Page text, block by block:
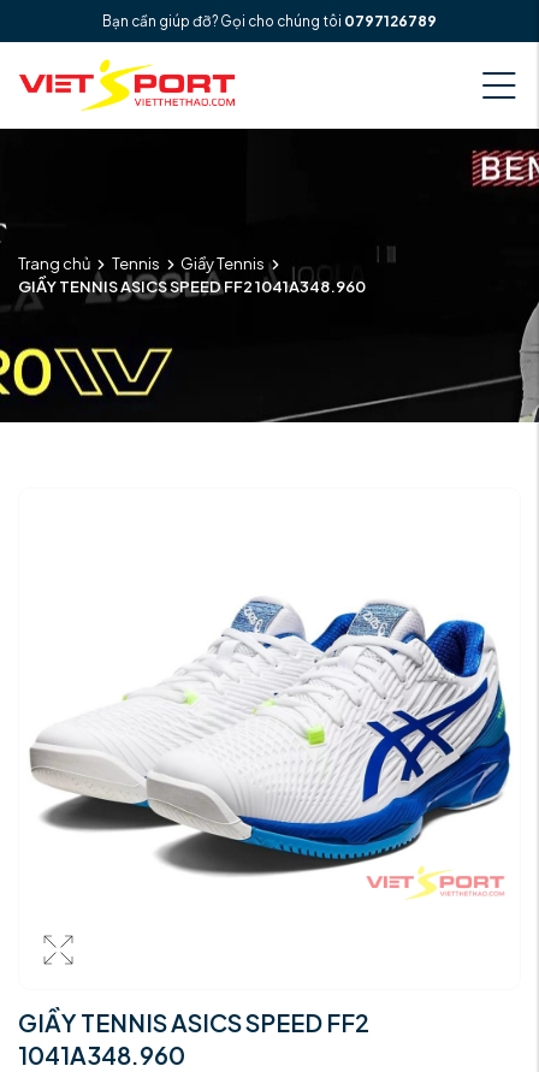
Bạn cần giúp đỡ? Gọi cho chúng tôi 0797126789
Trang chủ Tennis
Giầy Tennis
GIẦY TENNIS ASICS SPEED FF2 1041A348.960
GIẦY TENNIS ASICS SPEED FF2
1041A348.960